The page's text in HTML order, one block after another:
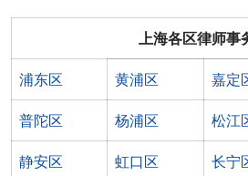
上海各区律师事
浦东区 黄浦区 嘉定
普陀区 杨浦区 松江
静安区 虹口区 长宁